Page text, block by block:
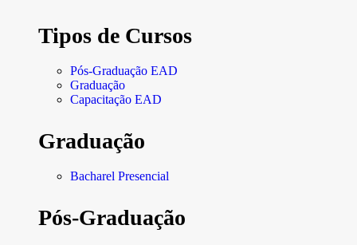
Tipos de Cursos
Pós-Graduação EAD
Graduação
Capacitação EAD
Graduação
Bacharel Presencial
Pós-Graduação